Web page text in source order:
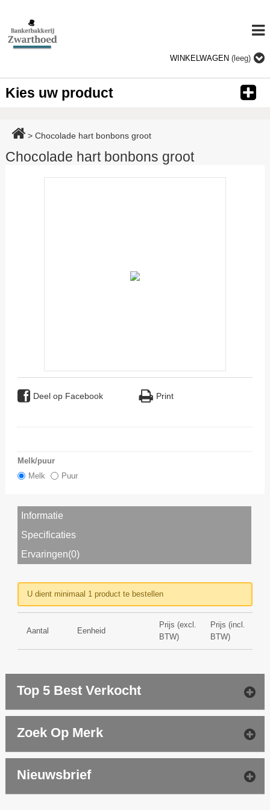
WINKELWAGEN (leeg)
Kies uw product
> Chocolade hart bonbons groot
Chocolade hart bonbons groot
Deel op Facebook Print
Melk/puur
Melk
Puur
Informatie
Specificaties
Ervaringen(0)
U dient minimaal 1 product te bestellen
Aantal Eenheid
Prijs (excl.
BTW)
Prijs (incl.
BTW)
Top 5 Best Verkocht
Zoek Op Merk
Nieuwsbrief